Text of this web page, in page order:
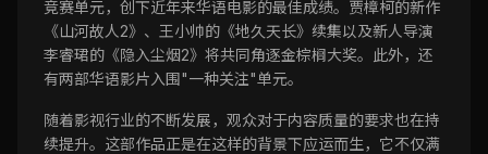
竞赛单元，创下近年来华语电影的最佳成绩。贾樟柯的新作
《山河故人2》、王小帅的《地久天长》续集以及新人导演
李睿珺的《隐入尘烟2》将共同角逐金棕榈大奖。此外，还
有两部华语影片入围"一种关注"单元。
随着影视行业的不断发展，观众对于内容质量的要求也在持
续提升。这部作品正是在这样的背景下应运而生，它不仅满